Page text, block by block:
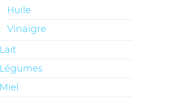
Huile
Vinaigre
Lait
Légumes
Miel